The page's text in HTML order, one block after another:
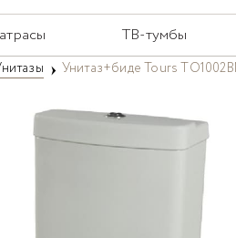
ТВ-тумбы
Унитаз+биде Tours